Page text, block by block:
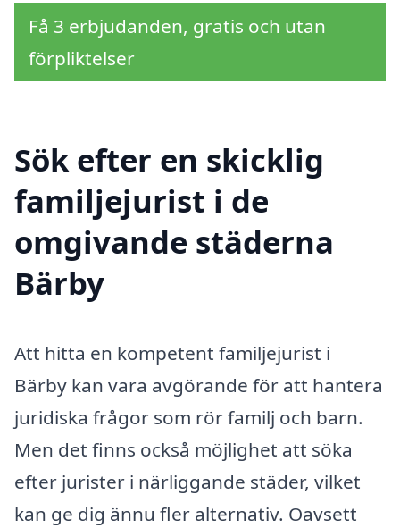
Få 3 erbjudanden, gratis och utan
förpliktelser
Sök efter en skicklig
familjejurist i de
omgivande städerna
Bärby
Att hitta en kompetent familjejurist i
Bärby kan vara avgörande för att hantera
juridiska frågor som rör familj och barn.
Men det finns också möjlighet att söka
efter jurister i närliggande städer, vilket
kan ge dig ännu fler alternativ. Oavsett